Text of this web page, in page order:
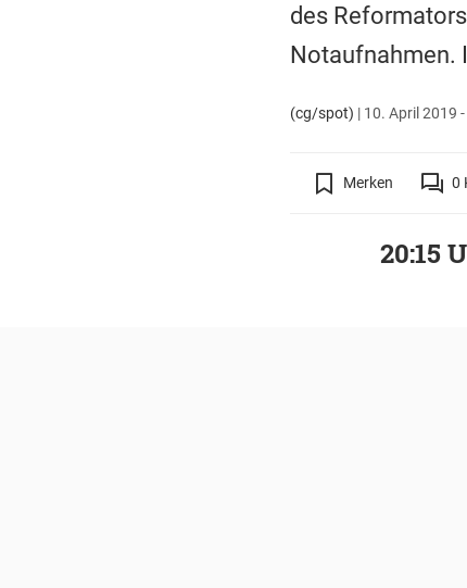
des
Notaufnahmen.
(cg/spot) | 10. April 2019
Merken 0
20:15